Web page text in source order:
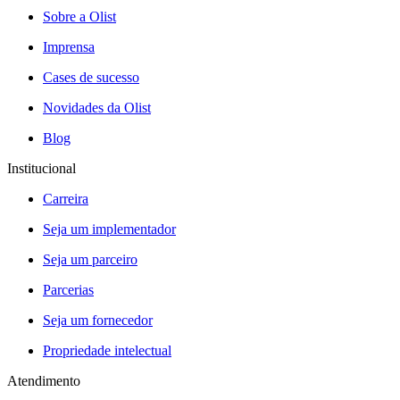
Sobre a Olist
Imprensa
Cases de sucesso
Novidades da Olist
Blog
Institucional
Carreira
Seja um implementador
Seja um parceiro
Parcerias
Seja um fornecedor
Propriedade intelectual
Atendimento